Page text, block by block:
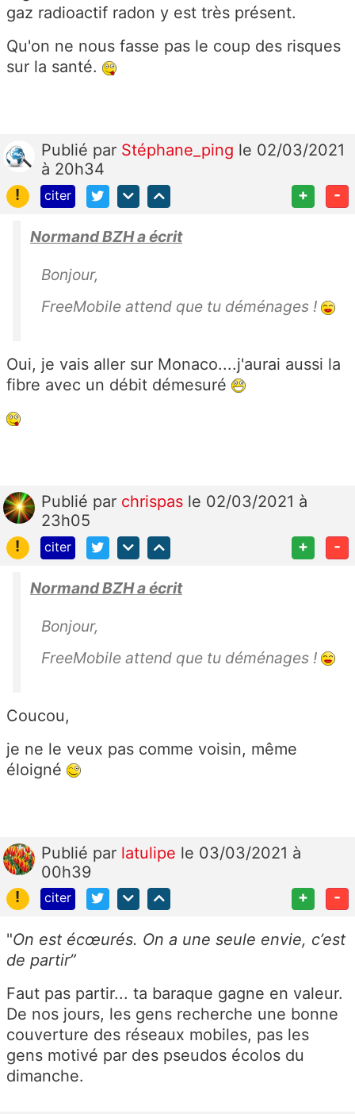
gaz radioactif radon y est très présent.
Qu'on ne nous fasse pas le coup des risques
sur la santé.
Publié par Stéphane_ping le 02/03/2021
à 20h34
!
citer + -
Normand BZH a écrit
Bonjour,
FreeMobile attend que tu déménages !
Oui, je vais aller sur Monaco....j'aurai aussi la
fibre avec un débit démesuré
Publié par chrispas le 02/03/2021 à
23h05
!
citer + -
Normand BZH a écrit
Bonjour,
FreeMobile attend que tu déménages !
Coucou,
je ne le veux pas comme voisin, même
éloigné
Publié par latulipe le 03/03/2021 à
00h39
!
citer + -
"On est écœurés. On a une seule envie, c’est
de partir”
Faut pas partir... ta baraque gagne en valeur.
De nos jours, les gens recherche une bonne
couverture des réseaux mobiles, pas les
gens motivé par des pseudos écolos du
dimanche.